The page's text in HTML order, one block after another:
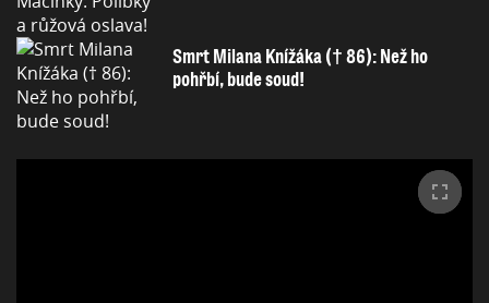
Smrt Milana Knížáka († 86): Než ho
pohřbí, bude soud!